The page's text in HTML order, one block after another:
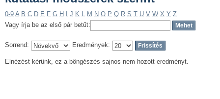
0-9 A B C D E F G H J K L M N O P Q R S T U V W X Y Z
Vagy írja be az első pár betűt:
Sorrend: Eredmények:
Elnézést kérünk, ez a böngészés sajnos nem hozott eredményt.